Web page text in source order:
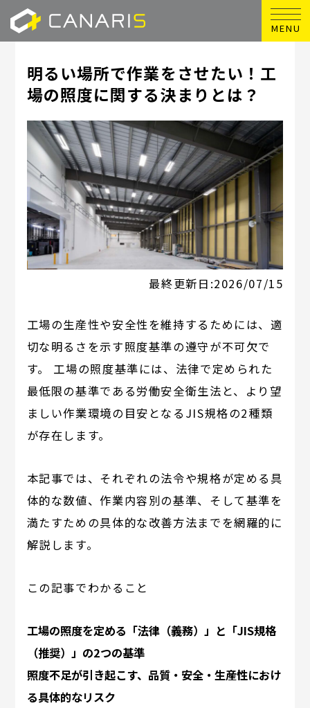
MENU
明るい場所で作業をさせたい！工
場の照度に関する決まりとは？
最終更新日:2026/07/15
工場の生産性や安全性を維持するためには、適
切な明るさを示す照度基準の遵守が不可欠で
す。 工場の照度基準には、法律で定められた
最低限の基準である労働安全衛生法と、より望
ましい作業環境の目安となるJIS規格の2種類
が存在します。
本記事では、それぞれの法令や規格が定める具
体的な数値、作業内容別の基準、そして基準を
満たすための具体的な改善方法までを網羅的に
解説します。
この記事でわかること
工場の照度を定める「法律（義務）」と「JIS規格
（推奨）」の2つの基準
照度不足が引き起こす、品質・安全・生産性におけ
る具体的なリスク